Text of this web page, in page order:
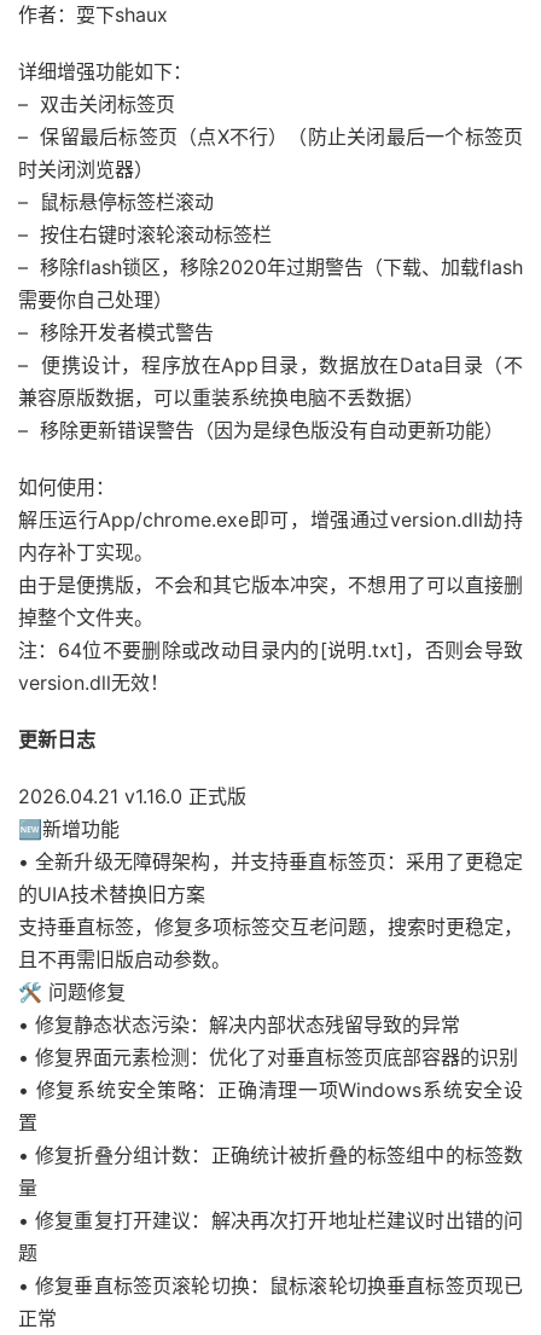
作者：耍下shaux
详细增强功能如下：
– 双击关闭标签页
– 保留最后标签页（点X不行）（防止关闭最后一个标签页
时关闭浏览器）
– 鼠标悬停标签栏滚动
– 按住右键时滚轮滚动标签栏
– 移除flash锁区，移除2020年过期警告（下载、加载flash
需要你自己处理）
– 移除开发者模式警告
– 便携设计，程序放在App目录，数据放在Data目录（不
兼容原版数据，可以重装系统换电脑不丢数据）
– 移除更新错误警告（因为是绿色版没有自动更新功能）
如何使用：
解压运行App/chrome.exe即可，增强通过version.dll劫持
内存补丁实现。
由于是便携版，不会和其它版本冲突，不想用了可以直接删
掉整个文件夹。
注：64位不要删除或改动目录内的[说明.txt]，否则会导致
version.dll无效！
更新日志
2026.04.21 v1.16.0 正式版
🆕新增功能
• 全新升级无障碍架构，并支持垂直标签页：采用了更稳定
的UIA技术替换旧方案
支持垂直标签，修复多项标签交互老问题，搜索时更稳定，
且不再需旧版启动参数。
🛠️ 问题修复
• 修复静态状态污染：解决内部状态残留导致的异常
• 修复界面元素检测：优化了对垂直标签页底部容器的识别
• 修复系统安全策略：正确清理一项Windows系统安全设
置
• 修复折叠分组计数：正确统计被折叠的标签组中的标签数
量
• 修复重复打开建议：解决再次打开地址栏建议时出错的问
题
• 修复垂直标签页滚轮切换：鼠标滚轮切换垂直标签页现已
正常